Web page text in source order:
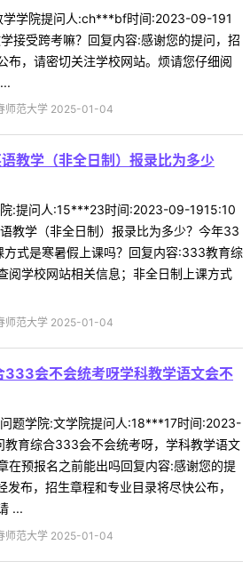
学学院提问人:ch***bf时间:2023-09-191
接受跨考嘛？回复内容:感谢您的提问，招
布，请密切关注学校网站。烦请您仔细阅
师范大学 2025-01-04
教学（非全日制）报录比为多少
:提问人:15***23时间:2023-09-1915:10
教学（非全日制）报录比为多少？今年33
式是寒暑假上课吗？回复内容:333教育综
阅学校网站相关信息；非全日制上课方式
师范大学 2025-01-04
333会不会统考呀学科教学语文会不
题学院:文学院提问人:18***17时间:2023-
育综合333会不会统考呀，学科教学语文
在预报名之前能出吗回复内容:感谢您的提
布，招生章程和专业目录将尽快公布，
...
师范大学 2025-01-04